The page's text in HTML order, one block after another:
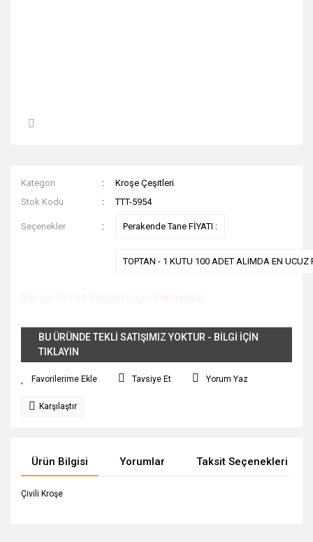
Kategori
Kroşe Çeşitleri
Stok Kodu
TTT-5954
Seçenekler Perakende Tane FİYATI :
TOPTAN - 1 KUTU 100 ADET ALIMDA EN UCUZ
BU ÜRÜNDE TEKLİ SATIŞIMIZ YOKTUR - BİLGİ İÇİN
TIKLAYIN
Tavsiye Et Yorum Yaz
Karşılaştır
Ürün Bilgisi Yorumlar Taksit Seçenekleri
Çivili Kroşe